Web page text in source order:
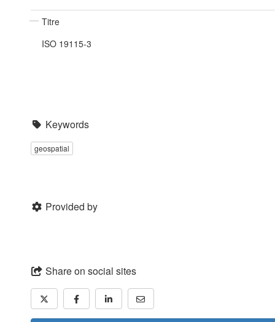
Titre
ISO 19115-3
Keywords
geospatial
Provided by
Share on social sites